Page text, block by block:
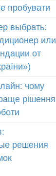
пробувати
выбрать:
или
от
чому
рішення
решения